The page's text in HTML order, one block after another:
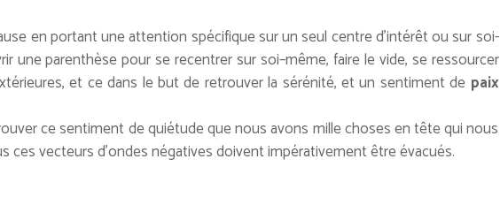
en portant une attention spécifique sur un seul centre d’intérêt ou sur soi-
une parenthèse pour se recentrer sur soi–même, faire le vide, se ressourcer
et ce dans le but de retrouver la sérénité, et un sentiment de paix
ce sentiment de quiétude que nous avons mille choses en tête qui nous
vecteurs d’ondes négatives doivent impérativement être évacués.